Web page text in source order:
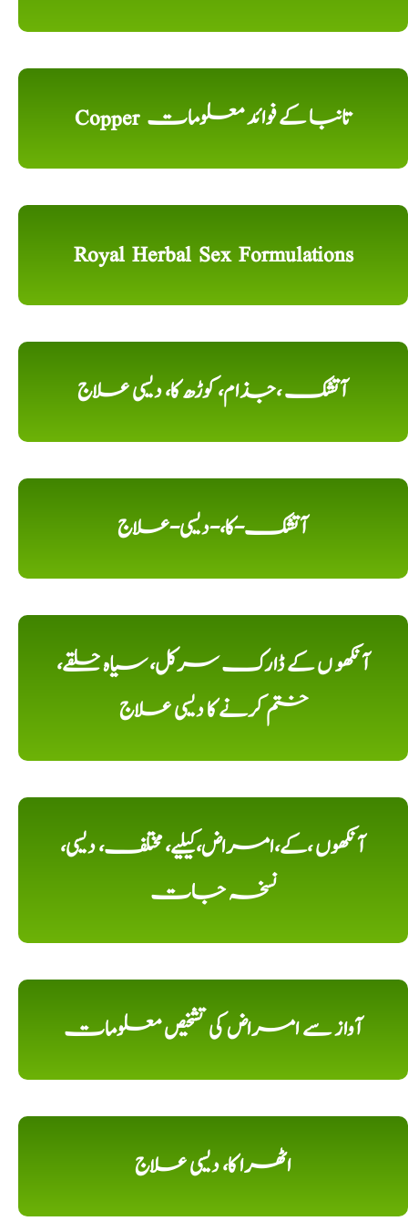
Copper تانبا کے فوائد معلومات
Royal Herbal Sex Formulations
آتشک ،جذام، کوڑھ کا، دیسی علاج
آتشک-کا،-دیسی-علاج
آنکھو ں کے ڈارک سرکل، سیاہ حلقے،
ختم کرنے کا دیسی علاج
آنکھوں ،کے،امراض،کیلیے، مختلف، دیسی،
نسخہ جات
آواز سے امراض کی تشخیص معلومات
اٹھرا کا، دیسی علاج